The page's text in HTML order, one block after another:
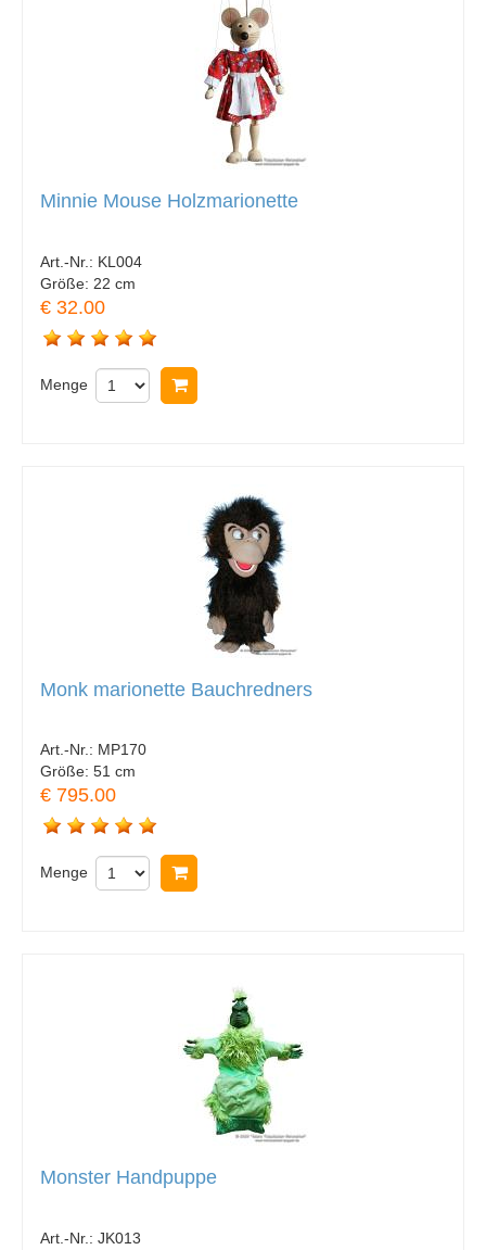
Minnie Mouse Holzmarionette
Art.-Nr.: KL004
Größe: 22 cm
€ 32.00
Menge
Monk marionette Bauchredners
Art.-Nr.: MP170
Größe: 51 cm
€ 795.00
Menge
Monster Handpuppe
Art.-Nr.: JK013